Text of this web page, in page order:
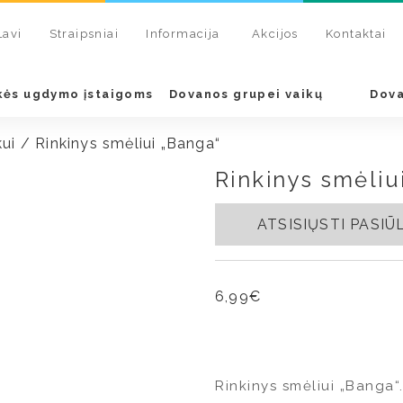
Straipsniai Informacija Akcijos Kontaktai
ugdymo įstaigoms Dovanos grupei vaikų
/ Rinkinys smėliui „Banga“
Rinkinys
ATSISIŲSTI
6,99€
Rinkinys smėliui